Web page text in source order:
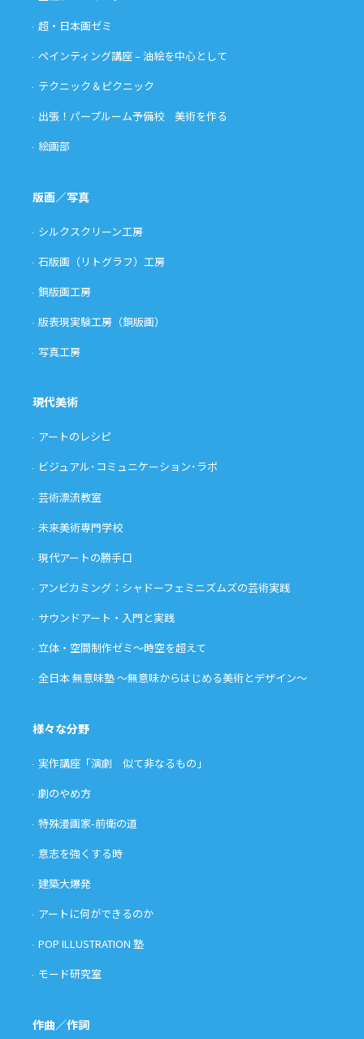
超・日本画ゼミ
ペインティング講座 – 油絵を中心として
テクニック＆ピクニック
出張！パープルーム予備校 美術を作る
絵画部
版画／写真
シルクスクリーン工房
石版画（リトグラフ）工房
銅版画工房
版表現実験工房（銅版画）
写真工房
現代美術
アートのレシピ
ビジュアル･コミュニケーション･ラボ
芸術漂流教室
未来美術専門学校
現代アートの勝手口
アンビカミング：シャドーフェミニズムズの芸術実践
サウンドアート・入門と実践
立体・空間制作ゼミ〜時空を超えて
全日本 無意味塾 〜無意味からはじめる美術とデザイン〜
様々な分野
実作講座「演劇 似て非なるもの」
劇のやめ方
特殊漫画家-前衛の道
意志を強くする時
建築大爆発
アートに何ができるのか
POP ILLUSTRATION 塾
モード研究室
作曲／作詞